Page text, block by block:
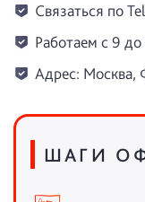
Связаться по
Работаем с 9
Адрес: Москва,
ШАГИ